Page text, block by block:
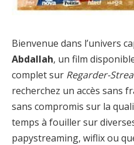
Bienvenue dans l’univers
Abdallah, un film
complet sur Regarder-
recherchez un accès sans
sans compromis sur la
temps à fouiller sur
papystreaming, wiflix ou